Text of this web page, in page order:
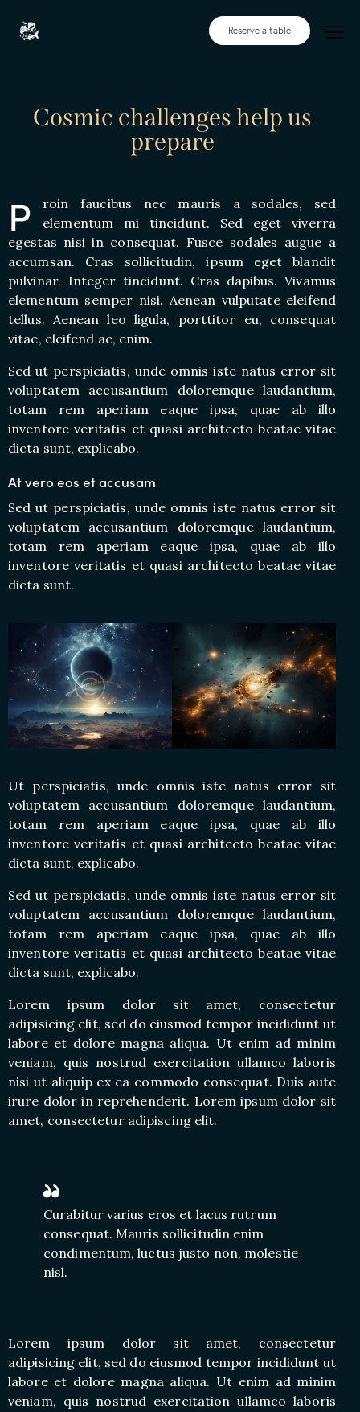
Reserve a table
Cosmic challenges help us
prepare
P
roin faucibus nec mauris a sodales, sed
elementum mi tincidunt. Sed eget viverra
egestas nisi in consequat. Fusce sodales augue a
accumsan. Cras sollicitudin, ipsum eget blandit
pulvinar. Integer tincidunt. Cras dapibus. Vivamus
elementum semper nisi. Aenean vulputate eleifend
tellus. Aenean leo ligula, porttitor eu, consequat
vitae, eleifend ac, enim.
Sed ut perspiciatis, unde omnis iste natus error sit
voluptatem accusantium doloremque laudantium,
totam rem aperiam eaque ipsa, quae ab illo
inventore veritatis et quasi architecto beatae vitae
dicta sunt, explicabo.
At vero eos et accusam
Sed ut perspiciatis, unde omnis iste natus error sit
voluptatem accusantium doloremque laudantium,
totam rem aperiam eaque ipsa, quae ab illo
inventore veritatis et quasi architecto beatae vitae
dicta sunt.
Ut perspiciatis, unde omnis iste natus error sit
voluptatem accusantium doloremque laudantium,
totam rem aperiam eaque ipsa, quae ab illo
inventore veritatis et quasi architecto beatae vitae
dicta sunt, explicabo.
Sed ut perspiciatis, unde omnis iste natus error sit
voluptatem accusantium doloremque laudantium,
totam rem aperiam eaque ipsa, quae ab illo
inventore veritatis et quasi architecto beatae vitae
dicta sunt, explicabo.
Lorem ipsum dolor sit amet, consectetur
adipisicing elit, sed do eiusmod tempor incididunt ut
labore et dolore magna aliqua. Ut enim ad minim
veniam, quis nostrud exercitation ullamco laboris
nisi ut aliquip ex ea commodo consequat. Duis aute
irure dolor in reprehenderit. Lorem ipsum dolor sit
amet, consectetur adipiscing elit.
Curabitur varius eros et lacus rutrum
consequat. Mauris sollicitudin enim
condimentum, luctus justo non, molestie
nisl.
Lorem ipsum dolor sit amet, consectetur
adipisicing elit, sed do eiusmod tempor incididunt ut
labore et dolore magna aliqua. Ut enim ad minim
veniam, quis nostrud exercitation ullamco laboris